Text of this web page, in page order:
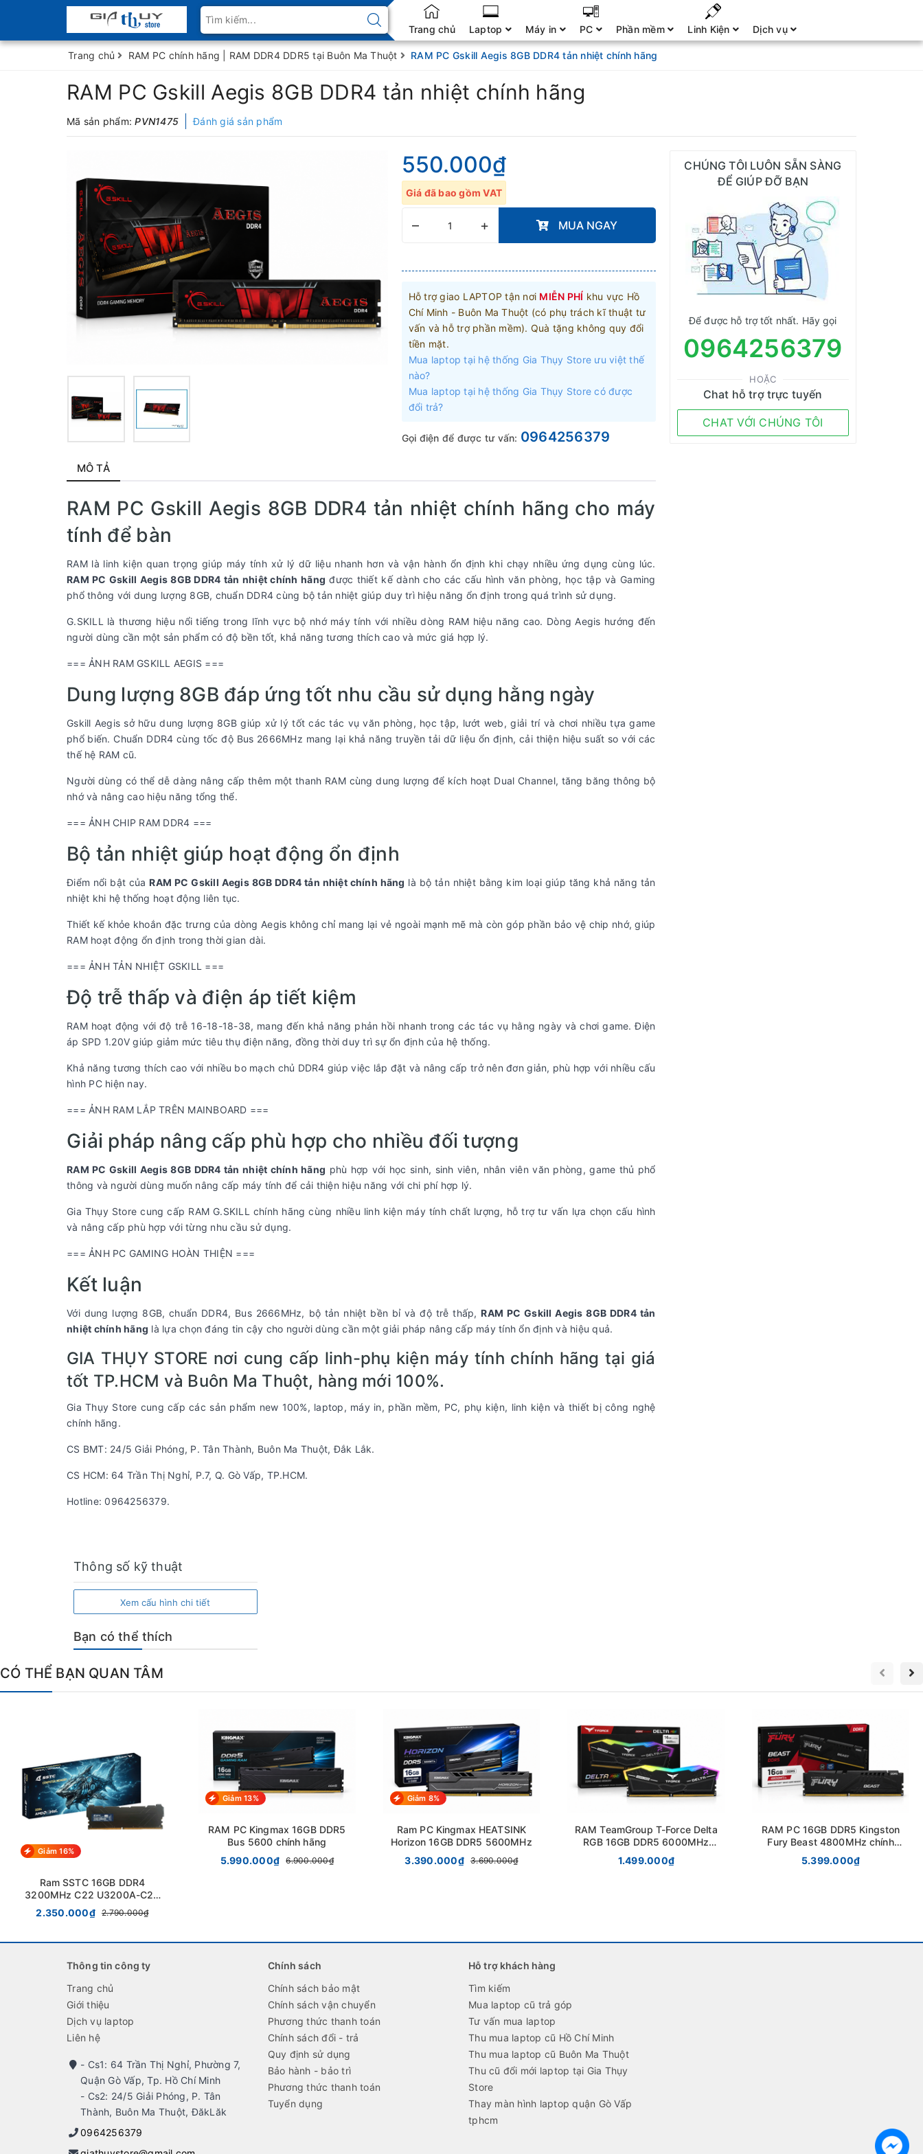
Trang chủ Laptop Máy in PC Phần mềm Linh Kiện Dịch vụ
Trang chủ RAM PC chính hãng | RAM DDR4 DDR5 tại Buôn Ma Thuột RAM PC Gskill Aegis 8GB DDR4 tản nhiệt chính hãng
RAM PC Gskill Aegis 8GB DDR4 tản nhiệt chính hãng
Mã sản phẩm:PVN1475 Đánh giá sản phẩm
550.000₫
Giá đã bao gồm VAT
– + MUA NGAY
Hỗ trợ giao LAPTOP tận nơi MIỄN PHÍ khu vực Hồ
Chí Minh - Buôn Ma Thuột (có phụ trách kĩ thuật tư
vấn và hỗ trợ phần mềm). Quà tặng không quy đổi
tiền mặt.
Mua laptop tại hệ thống Gia Thụy Store ưu việt thế
nào?
Mua laptop tại hệ thống Gia Thụy Store có được
đổi trả?
Gọi điện để được tư vấn: 0964256379
CHÚNG TÔI LUÔN SẴN SÀNG
ĐỂ GIÚP ĐỠ BẠN
Để được hỗ trợ tốt nhất. Hãy gọi
0964256379
HOẶC
Chat hỗ trợ trực tuyến
CHAT VỚI CHÚNG TÔI
MÔ TẢ
RAM PC Gskill Aegis 8GB DDR4 tản nhiệt chính hãng cho máy
tính để bàn
RAM là linh kiện quan trọng giúp máy tính xử lý dữ liệu nhanh hơn và vận hành ổn định khi chạy nhiều ứng dụng cùng lúc.
RAM PC Gskill Aegis 8GB DDR4 tản nhiệt chính hãng được thiết kế dành cho các cấu hình văn phòng, học tập và Gaming
phổ thông với dung lượng 8GB, chuẩn DDR4 cùng bộ tản nhiệt giúp duy trì hiệu năng ổn định trong quá trình sử dụng.
G.SKILL là thương hiệu nổi tiếng trong lĩnh vực bộ nhớ máy tính với nhiều dòng RAM hiệu năng cao. Dòng Aegis hướng đến
người dùng cần một sản phẩm có độ bền tốt, khả năng tương thích cao và mức giá hợp lý.
=== ẢNH RAM GSKILL AEGIS ===
Dung lượng 8GB đáp ứng tốt nhu cầu sử dụng hằng ngày
Gskill Aegis sở hữu dung lượng 8GB giúp xử lý tốt các tác vụ văn phòng, học tập, lướt web, giải trí và chơi nhiều tựa game
phổ biến. Chuẩn DDR4 cùng tốc độ Bus 2666MHz mang lại khả năng truyền tải dữ liệu ổn định, cải thiện hiệu suất so với các
thế hệ RAM cũ.
Người dùng có thể dễ dàng nâng cấp thêm một thanh RAM cùng dung lượng để kích hoạt Dual Channel, tăng băng thông bộ
nhớ và nâng cao hiệu năng tổng thể.
=== ẢNH CHIP RAM DDR4 ===
Bộ tản nhiệt giúp hoạt động ổn định
Điểm nổi bật củaRAM PC Gskill Aegis 8GB DDR4 tản nhiệt chính hãng là bộ tản nhiệt bằng kim loại giúp tăng khả năng tản
nhiệt khi hệ thống hoạt động liên tục.
Thiết kế khỏe khoắn đặc trưng của dòng Aegis không chỉ mang lại vẻ ngoài mạnh mẽ mà còn góp phần bảo vệ chip nhớ, giúp
RAM hoạt động ổn định trong thời gian dài.
=== ẢNH TẢN NHIỆT GSKILL ===
Độ trễ thấp và điện áp tiết kiệm
RAM hoạt động với độ trễ 16-18-18-38, mang đến khả năng phản hồi nhanh trong các tác vụ hằng ngày và chơi game. Điện
áp SPD 1.20V giúp giảm mức tiêu thụ điện năng, đồng thời duy trì sự ổn định của hệ thống.
Khả năng tương thích cao với nhiều bo mạch chủ DDR4 giúp việc lắp đặt và nâng cấp trở nên đơn giản, phù hợp với nhiều cấu
hình PC hiện nay.
=== ẢNH RAM LẮP TRÊN MAINBOARD ===
Giải pháp nâng cấp phù hợp cho nhiều đối tượng
RAM PC Gskill Aegis 8GB DDR4 tản nhiệt chính hãng phù hợp với học sinh, sinh viên, nhân viên văn phòng, game thủ phổ
thông và người dùng muốn nâng cấp máy tính để cải thiện hiệu năng với chi phí hợp lý.
Gia Thụy Store cung cấp RAM G.SKILL chính hãng cùng nhiều linh kiện máy tính chất lượng, hỗ trợ tư vấn lựa chọn cấu hình
và nâng cấp phù hợp với từng nhu cầu sử dụng.
=== ẢNH PC GAMING HOÀN THIỆN ===
Kết luận
Với dung lượng 8GB, chuẩn DDR4, Bus 2666MHz, bộ tản nhiệt bền bỉ và độ trễ thấp,RAM PC Gskill Aegis 8GB DDR4 tản
nhiệt chính hãng là lựa chọn đáng tin cậy cho người dùng cần một giải pháp nâng cấp máy tính ổn định và hiệu quả.
GIA THỤY STORE nơi cung cấp linh-phụ kiện máy tính chính hãng tại giá
tốt TP.HCM và Buôn Ma Thuột, hàng mới 100%.
Gia Thụy Store cung cấp các sản phẩm new 100%, laptop, máy in, phần mềm, PC, phụ kiện, linh kiện và thiết bị công nghệ
chính hãng.
CS BMT: 24/5 Giải Phóng, P. Tân Thành, Buôn Ma Thuột, Đắk Lắk.
CS HCM: 64 Trần Thị Nghỉ, P.7, Q. Gò Vấp, TP.HCM.
Hotline: 0964256379.
Thông số kỹ thuật
Xem cấu hình chi tiết
Bạn có thể thích
CÓ THỂ BẠN QUAN TÂM
Giảm 16%
Ram SSTC 16GB DDR4
3200MHz C22 U3200A-C22
chính hãng
2.350.000₫ 2.790.000₫
Giảm 13%
RAM PC Kingmax 16GB DDR5
Bus 5600 chính hãng
5.990.000₫
6.900.000₫
Giảm 8%
Ram PC Kingmax HEATSINK
Horizon 16GB DDR5 5600MHz
3.390.000₫
3.690.000₫
RAM TeamGroup T-Force Delta
RGB 16GB DDR5 6000MHz
Black chính hãng
1.499.000₫
RAM PC 16GB DDR5 Kingston
Fury Beast 4800MHz chính
hãng
5.399.000₫
Thông tin công ty
Trang chủ
Giới thiệu
Dịch vụ laptop
Liên hệ
- Cs1: 64 Trần Thị Nghỉ, Phường 7,
Quận Gò Vấp, Tp. Hồ Chí Minh
- Cs2: 24/5 Giải Phóng, P. Tân
Thành, Buôn Ma Thuột, ĐăkLăk
0964256379
Chính sách
Chính sách bảo mật
Chính sách vận chuyển
Phương thức thanh toán
Chính sách đổi - trả
Quy định sử dụng
Bảo hành - bảo trì
Phương thức thanh toán
Tuyển dụng
Hỗ trợ khách hàng
Tìm kiếm
Mua laptop cũ trả góp
Tư vấn mua laptop
Thu mua laptop cũ Hồ Chí Minh
Thu mua laptop cũ Buôn Ma Thuột
Thu cũ đổi mới laptop tại Gia Thụy
Store
Thay màn hình laptop quận Gò Vấp
tphcm